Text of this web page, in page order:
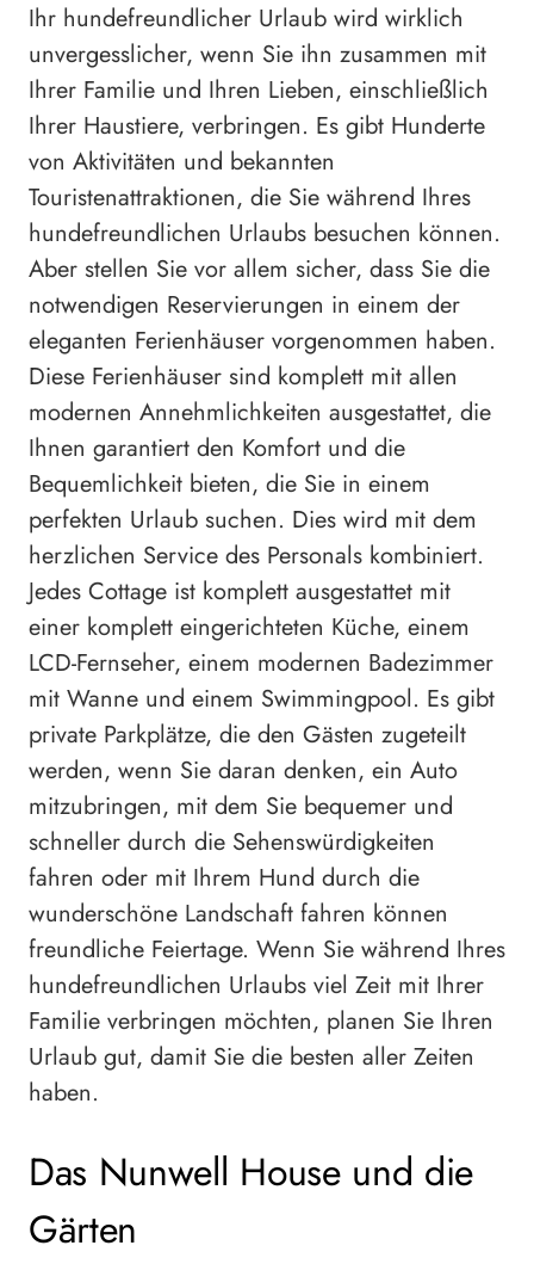
Ihr hundefreundlicher Urlaub wird wirklich
unvergesslicher, wenn Sie ihn zusammen mit
Ihrer Familie und Ihren Lieben, einschließlich
Ihrer Haustiere, verbringen. Es gibt Hunderte
von Aktivitäten und bekannten
Touristenattraktionen, die Sie während Ihres
hundefreundlichen Urlaubs besuchen können.
Aber stellen Sie vor allem sicher, dass Sie die
notwendigen Reservierungen in einem der
eleganten Ferienhäuser vorgenommen haben.
Diese Ferienhäuser sind komplett mit allen
modernen Annehmlichkeiten ausgestattet, die
Ihnen garantiert den Komfort und die
Bequemlichkeit bieten, die Sie in einem
perfekten Urlaub suchen. Dies wird mit dem
herzlichen Service des Personals kombiniert.
Jedes Cottage ist komplett ausgestattet mit
einer komplett eingerichteten Küche, einem
LCD-Fernseher, einem modernen Badezimmer
mit Wanne und einem Swimmingpool. Es gibt
private Parkplätze, die den Gästen zugeteilt
werden, wenn Sie daran denken, ein Auto
mitzubringen, mit dem Sie bequemer und
schneller durch die Sehenswürdigkeiten
fahren oder mit Ihrem Hund durch die
wunderschöne Landschaft fahren können
freundliche Feiertage. Wenn Sie während Ihres
hundefreundlichen Urlaubs viel Zeit mit Ihrer
Familie verbringen möchten, planen Sie Ihren
Urlaub gut, damit Sie die besten aller Zeiten
haben.
Das Nunwell House und die
Gärten